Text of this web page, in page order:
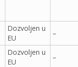
Dozvoljen u
EU
–
Dozvoljen u
EU
–